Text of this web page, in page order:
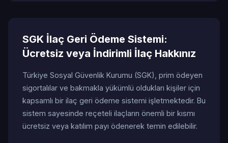
SGK İlaç Geri Ödeme Sistemi:
Ücretsiz veya İndirimli İlaç Hakkınız
Türkiye Sosyal Güvenlik Kurumu (SGK), prim ödeyen
sigortalılar ve bakmakla yükümlü oldukları kişiler için
kapsamlı bir ilaç geri ödeme sistemi işletmektedir. Bu
sistem sayesinde reçeteli ilaçların önemli bir kısmı
ücretsiz veya katılım payı ödenerek temin edilebilir.